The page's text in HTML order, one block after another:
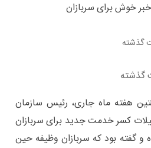
هفته ماه جاری، رئیس سازمان
کسر خدمت جدید برای سربازان
و گفته بود که سربازان وظیفه حین